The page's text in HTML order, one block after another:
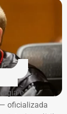
e
oficializada